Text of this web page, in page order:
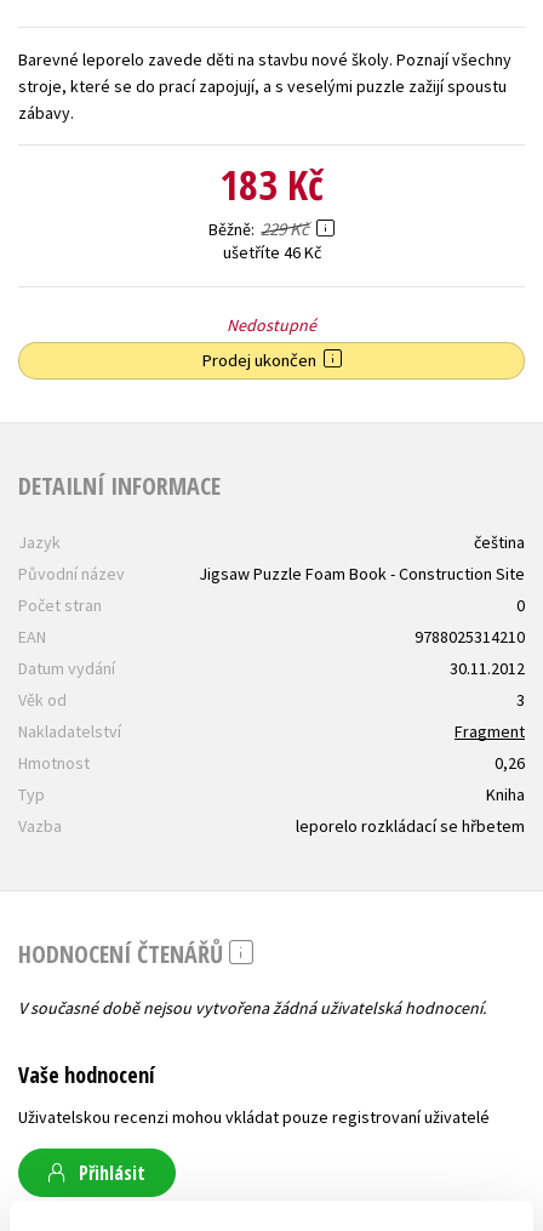
Young adult (SK)
Zahraniční literatura Zdraví a životní styl
Všechny tituly
Barevné leporelo zavede děti na stavbu nové školy. Poznají všechny
stroje, které se do prací zapojují, a s veselými puzzle zažijí spoustu
zábavy.
183 Kč
Běžně 229 Kč
ušetříte 46 Kč
Nedostupné
Prodej ukončen
DETAILNÍ INFORMACE
Jazyk
čeština
Původní název
Jigsaw Puzzle Foam Book - Construction Site
Počet stran
0
EAN
9788025314210
Datum vydání
30.11.2012
Věk od
3
Nakladatelství
Fragment
Hmotnost
0,26
Typ
Kniha
Vazba
leporelo rozkládací se hřbetem
HODNOCENÍ ČTENÁŘŮ
V současné době nejsou vytvořena žádná uživatelská hodnocení.
Vaše hodnocení
Uživatelskou recenzi mohou vkládat pouze registrovaní uživatelé
Přihlásit